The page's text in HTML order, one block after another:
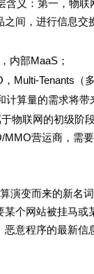
：第一，物联
之间，进行信息交
内部MaaS；
Multi-Tenants（
算量的需求将带
物联网的初级阶
营运商，需要
变而来的新名词
个网站被挂马
意程序的最新